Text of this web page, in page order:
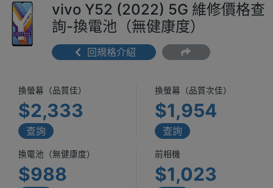
vivo Y52 (2022) 5G 維修價格查
詢-換電池（無健康度）
回規格介紹
換螢幕（品質佳）
$2,333
查詢
換螢幕（品質次佳）
$1,954
查詢
換電池（無健康度）
$988
前相機
$1,023